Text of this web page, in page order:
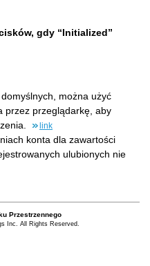
gdy “Initialized”
można użyć
przez przeglądarkę, aby
link
konta dla zawartości
ulubionych nie
Przestrzennego
Inc. All Rights Reserved.